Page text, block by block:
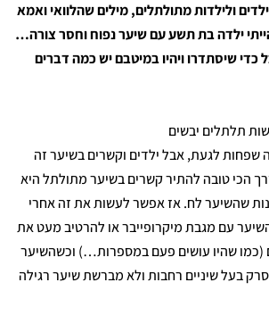
ולילדות מתולתלים, מילים שהלוואי ואמא
ילדה בת תשע עם שיער נפוח וחסר צורה…
שיסתדרו ויהיו במיטבם יש כמה דברים
שפחות לגעת, אבל ילדים וקשרים בשיער זה
הכי טובה להתיר קשרים בשיער מתולתל היא
שהשיער לח. אז אפשר לעשות את זה אחרי
עם מגבת מיקרופייבר או להרטיב מעט את
(כמו שהיו עושים פעם במספרות…) וכשהשיער
בעל שיניים רחבות ולא מברשת שיער רגילה